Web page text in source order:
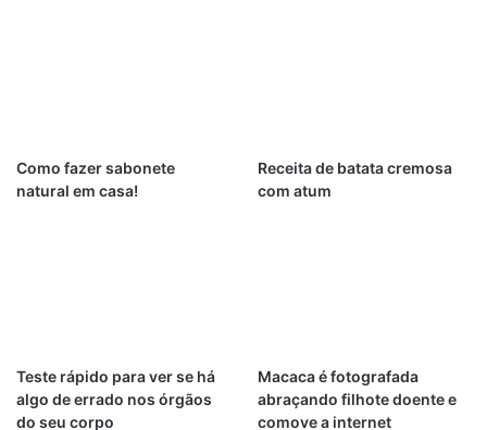
Como fazer sabonete
natural em casa!
Receita de batata cremosa
com atum
Teste rápido para ver se há
algo de errado nos órgãos
do seu corpo
Macaca é fotografada
abraçando filhote doente e
comove a internet